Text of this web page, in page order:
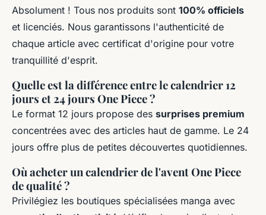
Absolument ! Tous nos produits sont 100% officiels
et licenciés. Nous garantissons l'authenticité de
chaque article avec certificat d'origine pour votre
tranquillité d'esprit.
Quelle est la différence entre le calendrier 12
jours et 24 jours One Piece ?
Le format 12 jours propose des surprises premium
concentrées avec des articles haut de gamme. Le 24
jours offre plus de petites découvertes quotidiennes.
Où acheter un calendrier de l'avent One Piece
de qualité ?
Privilégiez les boutiques spécialisées manga avec